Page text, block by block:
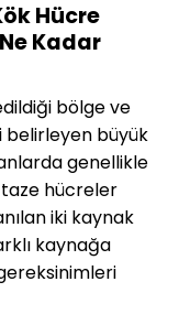
Hücre
Kadar
bölge ve
belirleyen büyük
genellikle
taze hücreler
iki kaynak
kaynağa